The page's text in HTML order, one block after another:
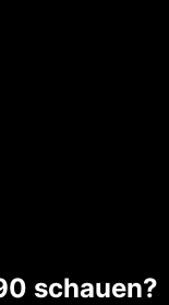
schauen?